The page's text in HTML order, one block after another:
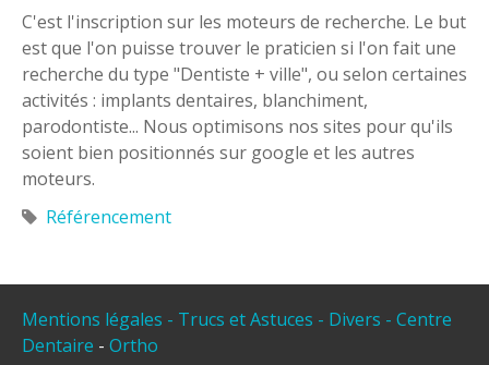
C'est l'inscription sur les moteurs de recherche. Le but
est que l'on puisse trouver le praticien si l'on fait une
recherche du type "Dentiste + ville", ou selon certaines
activités : implants dentaires, blanchiment,
parodontiste... Nous optimisons nos sites pour qu'ils
soient bien positionnés sur google et les autres
moteurs.
Référencement
Mentions légales - Trucs et Astuces - Divers - Centre
Dentaire - Ortho